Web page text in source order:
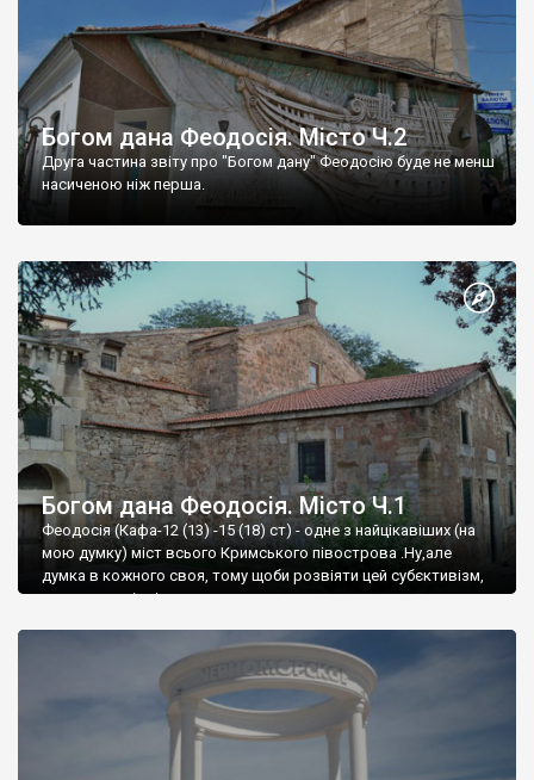
Богом дана Феодосія. Місто Ч.2
Друга частина звіту про "Богом дану" Феодосію буде не менш
насиченою ніж перша.
Богом дана Феодосія. Місто Ч.1
Феодосія (Кафа-12 (13) -15 (18) ст) - одне з найцікавіших (на
мою думку) міст всього Кримського півострова .Ну,але
думка в кожного своя, тому щоби розвіяти цей субєктивізм,
запрошую відвідати це